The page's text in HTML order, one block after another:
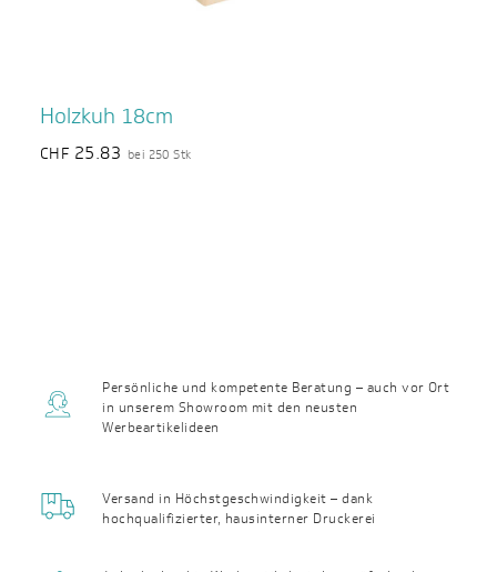
Holzkuh 18cm
CHF 25.83 bei 250 Stk
Persönliche und kompetente Beratung – auch vor Ort
in unserem Showroom mit den neusten
Werbeartikelideen
Versand in Höchst­geschwin­digkeit – dank
hochqualifizierter, haus­interner Druckerei